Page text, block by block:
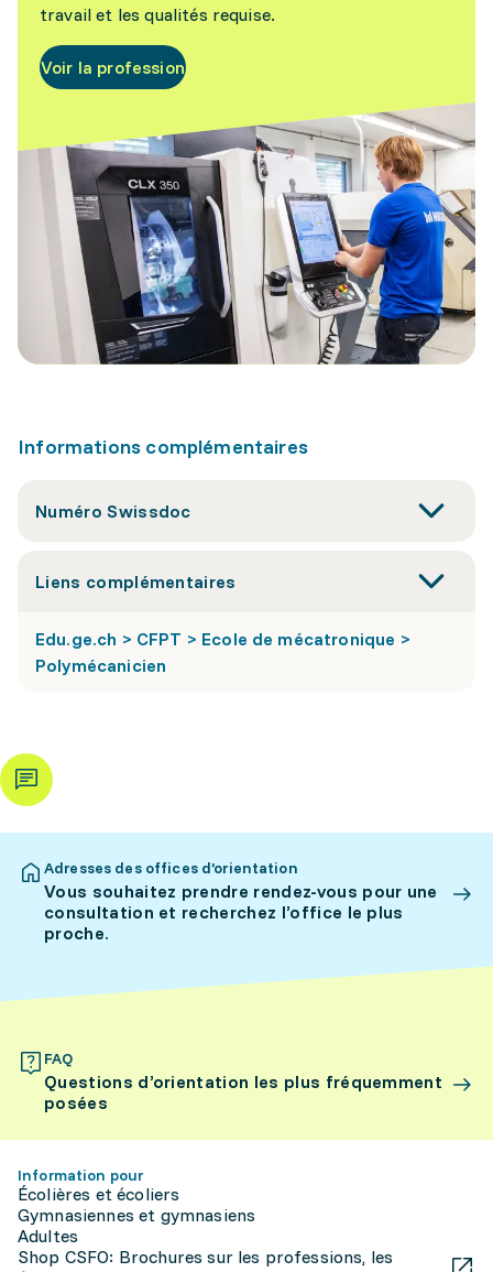
travail et les qualités requise.
Voir la profession
Informations complémentaires
Numéro Swissdoc
Liens complémentaires
Edu.ge.ch > CFPT > Ecole de mécatronique >
Polymécanicien
Adresses des offices d’orientation
Vous souhaitez prendre rendez-vous pour une
consultation et recherchez l’office le plus
proche.
FAQ
Questions d’orientation les plus fréquemment
posées
Information pour
Écolières et écoliers
Gymnasiennes et gymnasiens
Adultes
Shop CSFO: Brochures sur les professions, les